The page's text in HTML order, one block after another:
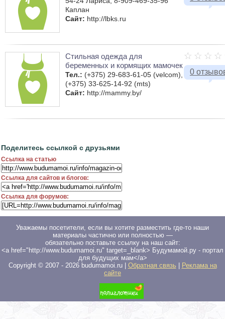
Каплан
Сайт: http://lbks.ru
0
Стильная одежда для
беременных и кормящих мамочек
Тел.: (+375) 29-683-61-05 (velcom),
(+375) 33-625-14-92 (mts)
Сайт: http://mammy.by/
Поделитесь ссылкой с друзьями
Ссылка на статью
Ссылка для сайтов и блогов:
Ссылка для форумов:
Уважаемы посетители, если вы хотите разместить где-то наши
материалы частично или полностью —
обязательно поставьте ссылку на наш сайт:
<a href="http://www.budumamoi.ru" target=_blank> Будумамой.ру - портал
для будущих мам</a>
Copyright © 2007 - 2026budumamoi.ru | Обратная связь
Реклама на
сайте